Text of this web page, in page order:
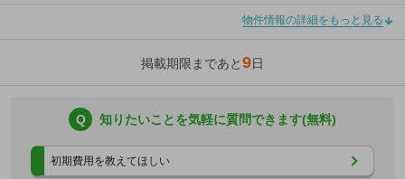
物件情報の詳細をもっと見る
掲載期限まであと9日
Q 知りたいことを気軽に質問できます(無料)
初期費用を教えてほしい